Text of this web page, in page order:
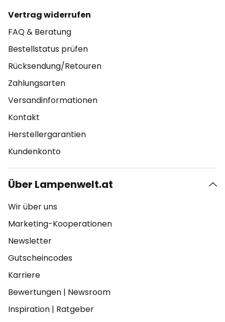
Vertrag widerrufen
FAQ & Beratung
Bestellstatus prüfen
Rücksendung/Retouren
Zahlungsarten
Versandinformationen
Kontakt
Herstellergarantien
Kundenkonto
Über Lampenwelt.at
Wir über uns
Marketing-Kooperationen
Newsletter
Gutscheincodes
Karriere
Bewertungen | Newsroom
Inspiration | Ratgeber